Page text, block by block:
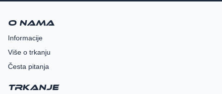
O nama
Informacije
Više o trkanju
Česta pitanja
Trkanje